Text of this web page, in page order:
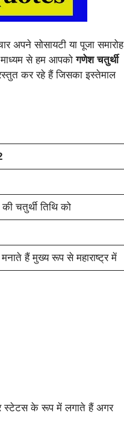
अपने सोसायटी या पूजा समारोह
से हम आपकोगणेश चतुर्थी
कर रहे हैं जिसका इस्तेमाल
चतुर्थी तिथि को
हैं मुख्य रूप से महाराष्ट्र में
स्टेटस के रूप में लगाते हैं अगर